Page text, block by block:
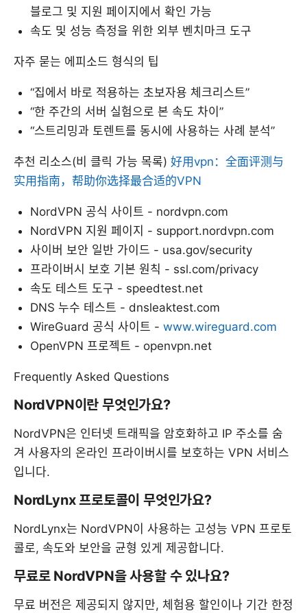
블로그 및 지원 페이지에서 확인 가능
속도 및 성능 측정을 위한 외부 벤치마크 도구
자주 묻는 에피소드 형식의 팁
“집에서 바로 적용하는 초보자용 체크리스트”
“한 주간의 서버 실험으로 본 속도 차이”
“스트리밍과 토렌트를 동시에 사용하는 사례 분석”
추천 리소스(비 클릭 가능 목록) 好用vpn：全面评测与
实用指南，帮助你选择最合适的VPN
NordVPN 공식 사이트 - nordvpn.com
NordVPN 지원 페이지 - support.nordvpn.com
사이버 보안 일반 가이드 - usa.gov/security
프라이버시 보호 기본 원칙 - ssl.com/privacy
속도 테스트 도구 - speedtest.net
DNS 누수 테스트 - dnsleaktest.com
WireGuard 공식 사이트 - www.wireguard.com
OpenVPN 프로젝트 - openvpn.net
Frequently Asked Questions
NordVPN이란 무엇인가요?
NordVPN은 인터넷 트래픽을 암호화하고 IP 주소를 숨
겨 사용자의 온라인 프라이버시를 보호하는 VPN 서비스
입니다.
NordLynx 프로토콜이 무엇인가요?
NordLynx는 NordVPN이 사용하는 고성능 VPN 프로토
콜로, 속도와 보안을 균형 있게 제공합니다.
무료로 NordVPN을 사용할 수 있나요?
무료 버전은 제공되지 않지만, 체험용 할인이나 기간 한정